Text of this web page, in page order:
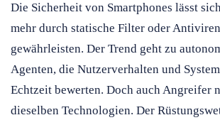
Die Sicherheit von Smartphones lässt
mehr durch statische Filter oder
gewährleisten. Der Trend geht zu
Agenten, die Nutzerverhalten und
Echtzeit bewerten. Doch auch Angreifer
dieselben Technologien. Der